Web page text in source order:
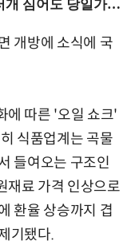
개방에 소식에 국
에 따른 '오일 쇼크'
식품업계는 곡물
들여오는 구조인
재료 가격 인상으로
환율 상승까지 겹
기됐다.